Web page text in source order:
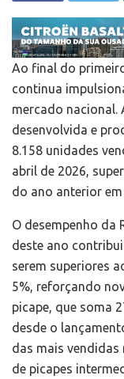
Ao final do
continua
mercado nacional.
desenvolvida e
8.158 unidades
abril de 2026,
do ano anterior em
O desempenho da
deste ano
serem superiores
5%, reforçando
picape, que soma
desde o
das mais
de picapes